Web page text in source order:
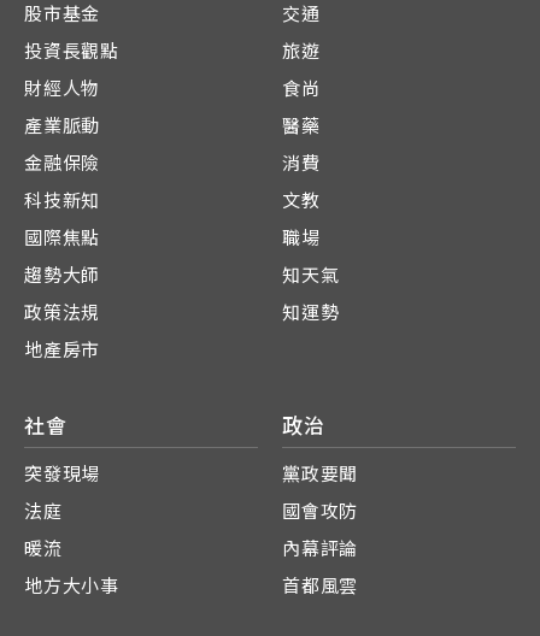
股市基金
投資長觀點
財經人物
產業脈動
金融保險
科技新知
國際焦點
趨勢大師
政策法規
地產房市
交通
旅遊
食尚
醫藥
消費
文教
職場
知天氣
知運勢
社會
突發現場
法庭
暖流
地方大小事
政治
黨政要聞
國會攻防
內幕評論
首都風雲